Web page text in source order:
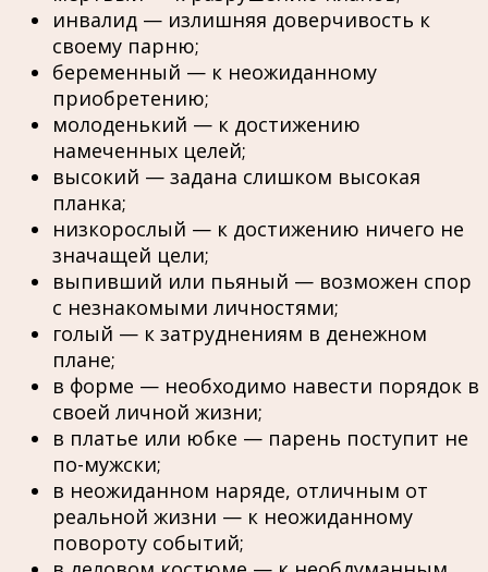
инвалид — излишняя доверчивость к
своему парню;
беременный — к неожиданному
приобретению;
молоденький — к достижению
намеченных целей;
высокий — задана слишком высокая
планка;
низкорослый — к достижению ничего не
значащей цели;
выпивший или пьяный — возможен спор
с незнакомыми личностями;
голый — к затруднениям в денежном
плане;
в форме — необходимо навести порядок в
своей личной жизни;
в платье или юбке — парень поступит не
по-мужски;
в неожиданном наряде, отличным от
реальной жизни — к неожиданному
повороту событий;